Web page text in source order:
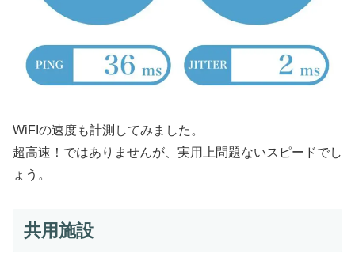
WiFIの速度も計測してみました。
超高速！ではありませんが、実用上問題ないスピードでし
ょう。
共用施設